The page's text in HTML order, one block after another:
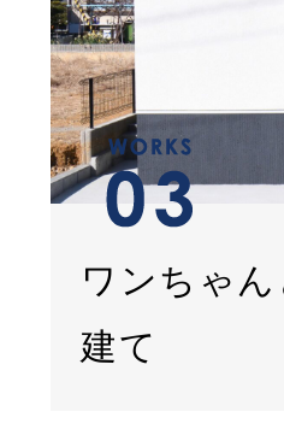
ワンちゃ
建て